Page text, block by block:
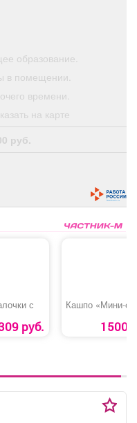
Погода
образование.
в помещении.
времени.
на карте
руб.
с
руб.
Кашпо «Мини-
1500